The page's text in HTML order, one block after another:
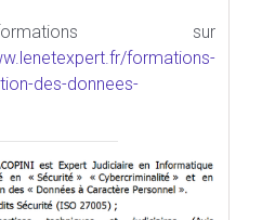
sur
formations-
des-donnees-